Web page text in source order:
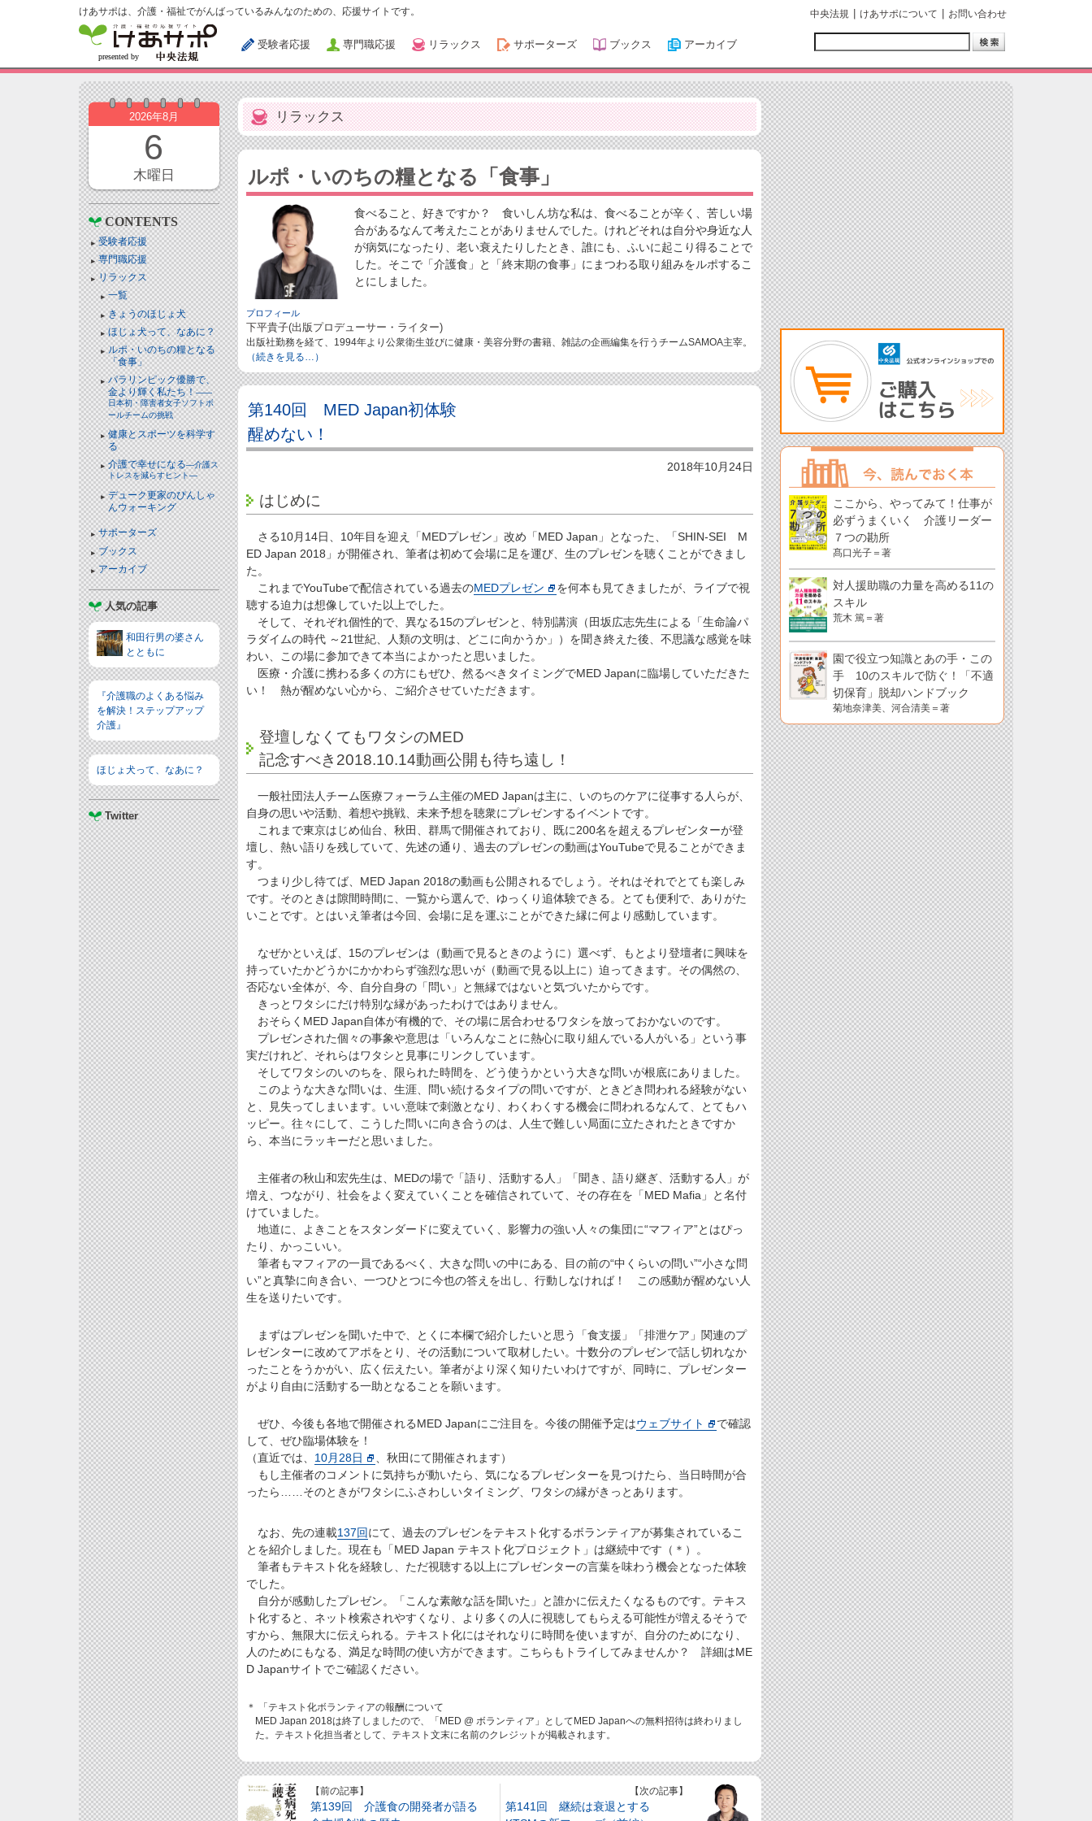
けあサポは、介護・福祉でがんばっているみんなのための、応援サイトです。
受験者応援 専門職応援 リラックス サポーターズ ブックス アーカイブ
中央法規 けあサポについて お問い合わせ
2026年8月
6
木曜日
CONTENTS
受験者応援
専門職応援
リラックス
一覧
きょうのほじょ犬
ほじょ犬って、なあに？
ルポ・いのちの糧となる
「食事」
パラリンピック優勝で、
金より輝く私たち！――
日本初・障害者女子ソフトボ
ールチームの挑戦
健康とスポーツを科学す
る
介護で幸せになる―介護ス
トレスを減らすヒント―
デューク更家のぴんしゃ
んウォーキング
サポーターズ
ブックス
アーカイブ
人気の記事
和田行男の婆さん
とともに
『介護職のよくある悩み
を解決！ステップアップ
介護』
ほじょ犬って、なあに？
Twitter
リラックス
ルポ・いのちの糧となる「食事」
食べること、好きですか？ 食いしん坊な私は、食べることが辛く、苦しい場
合があるなんて考えたことがありませんでした。けれどそれは自分や身近な人
が病気になったり、老い衰えたりしたとき、誰にも、ふいに起こり得ることで
した。そこで「介護食」と「終末期の食事」にまつわる取り組みをルポするこ
とにしました。
プロフィール
下平貴子(出版プロデューサー・ライター)
出版社勤務を経て、1994年より公衆衛生並びに健康・美容分野の書籍、雑誌の企画編集を行うチームSAMOA主宰。
（続きを見る…）
第140回 MED Japan初体験
醒めない！
2018年10月24日
はじめに
さる10月14日、10年目を迎え「MEDプレゼン」改め「MED Japan」となった、「SHIN-SEI M
ED Japan 2018」が開催され、筆者は初めて会場に足を運び、生のプレゼンを聴くことができまし
た。
これまでYouTubeで配信されている過去のMEDプレゼン
を何本も見てきましたが、ライブで視
聴する迫力は想像していた以上でした。
そして、それぞれ個性的で、異なる15のプレゼンと、特別講演（田坂広志先生による「生命論パ
ラダイムの時代 ～21世紀、人類の文明は、どこに向かうか」）を聞き終えた後、不思議な感覚を味
わい、この場に参加できて本当によかったと思いました。
医療・介護に携わる多くの方にもぜひ、然るべきタイミングでMED Japanに臨場していただきた
い！ 熱が醒めない心から、ご紹介させていただきます。
登壇しなくてもワタシのMED
記念すべき2018.10.14動画公開も待ち遠し！
一般社団法人チーム医療フォーラム主催のMED Japanは主に、いのちのケアに従事する人らが、
自身の思いや活動、着想や挑戦、未来予想を聴衆にプレゼンするイベントです。
これまで東京はじめ仙台、秋田、群馬で開催されており、既に200名を超えるプレゼンターが登
壇し、熱い語りを残していて、先述の通り、過去のプレゼンの動画はYouTubeで見ることができま
す。
つまり少し待てば、MED Japan 2018の動画も公開されるでしょう。それはそれでとても楽しみ
です。そのときは隙間時間に、一覧から選んで、ゆっくり追体験できる。とても便利で、ありがた
いことです。とはいえ筆者は今回、会場に足を運ぶことができた縁に何より感動しています。
なぜかといえば、15のプレゼンは（動画で見るときのように）選べず、もとより登壇者に興味を
持っていたかどうかにかかわらず強烈な思いが（動画で見る以上に）迫ってきます。その偶然の、
否応ない全体が、今、自分自身の「問い」と無縁ではないと気づいたからです。
きっとワタシにだけ特別な縁があったわけではありません。
おそらくMED Japan自体が有機的で、その場に居合わせるワタシを放っておかないのです。
プレゼンされた個々の事象や意思は「いろんなことに熱心に取り組んでいる人がいる」という事
実だけれど、それらはワタシと見事にリンクしています。
そしてワタシのいのちを、限られた時間を、どう使うかという大きな問いが根底にありました。
このような大きな問いは、生涯、問い続けるタイプの問いですが、ときどき問われる経験がない
と、見失ってしまいます。いい意味で刺激となり、わくわくする機会に問われるなんて、とてもハ
ッピー。往々にして、こうした問いに向き合うのは、人生で難しい局面に立たされたときですか
ら、本当にラッキーだと思いました。
主催者の秋山和宏先生は、MEDの場で「語り、活動する人」「聞き、語り継ぎ、活動する人」が
増え、つながり、社会をよく変えていくことを確信されていて、その存在を「MED Mafia」と名付
けていました。
地道に、よきことをスタンダードに変えていく、影響力の強い人々の集団に“マフィア”とはぴっ
たり、かっこいい。
筆者もマフィアの一員であるべく、大きな問いの中にある、目の前の“中くらいの問い”“小さな問
い”と真摯に向き合い、一つひとつに今也の答えを出し、行動しなければ！ この感動が醒めない人
生を送りたいです。
まずはプレゼンを聞いた中で、とくに本欄で紹介したいと思う「食支援」「排泄ケア」関連のプ
レゼンターに改めてアポをとり、その活動について取材したい。十数分のプレゼンで話し切れなか
ったことをうかがい、広く伝えたい。筆者がより深く知りたいわけですが、同時に、プレゼンター
がより自由に活動する一助となることを願います。
ぜひ、今後も各地で開催されるMED Japanにご注目を。今後の開催予定はウェブサイト
で確認
して、ぜひ臨場体験を！
（直近では、 10月28日
、秋田にて開催されます）
もし主催者のコメントに気持ちが動いたら、気になるプレゼンターを見つけたら、当日時間が合
ったら……そのときがワタシにふさわしいタイミング、ワタシの縁がきっとあります。
なお、先の連載137回にて、過去のプレゼンをテキスト化するボランティアが募集されているこ
とを紹介しました。現在も「MED Japan テキスト化プロジェクト」は継続中です（＊）。
筆者もテキスト化を経験し、ただ視聴する以上にプレゼンターの言葉を味わう機会となった体験
でした。
自分が感動したプレゼン。「こんな素敵な話を聞いた」と誰かに伝えたくなるものです。テキス
ト化すると、ネット検索されやすくなり、より多くの人に視聴してもらえる可能性が増えるそうで
すから、無限大に伝えられる。テキスト化にはそれなりに時間を使いますが、自分のためになり、
人のためにもなる、満足な時間の使い方ができます。こちらもトライしてみませんか？ 詳細はME
D Japanサイトでご確認ください。
＊ 「テキスト化ボランティアの報酬について
MED Japan 2018は終了しましたので、「MED @ ボランティア」としてMED Japanへの無料招待は終わりまし
た。テキスト化担当者として、テキスト文末に名前のクレジットが掲載されます。
【前の記事】
第139回 介護食の開発者が語る
【次の記事】
第141回 継続は衰退とする
ここから、やってみて！仕事が
必ずうまくいく 介護リーダー
７つの勘所
髙口光子＝著
対人援助職の力量を高める11の
スキル
荒木 篤＝著
園で役立つ知識とあの手・この
手 10のスキルで防ぐ！「不適
切保育」脱却ハンドブック
菊地奈津美、河合清美＝著